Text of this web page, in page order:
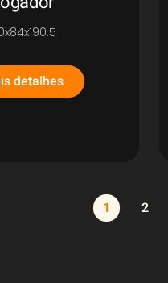
detalhes
1 2